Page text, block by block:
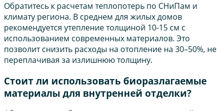
Обратитесь к расчетам теплопотерь по СНиПам и
климату региона. В среднем для жилых домов
рекомендуется утепление толщиной 10-15 см с
использованием современных материалов. Это
позволит снизить расходы на отопление на 30–50%, не
переплачивая за излишнюю толщину.
Стоит ли использовать биоразлагаемые
материалы для внутренней отделки?